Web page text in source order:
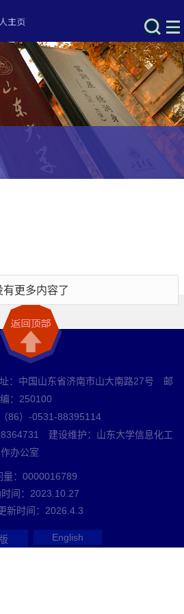
有更多内容了
中国山东省济南市山大南路27号 邮
编：250100
86）-0531-88395114
建设维护：山东大学信息化工
作办公室
： 0000016789
间： 2023 10 27
新时间： 2026 4 3
English